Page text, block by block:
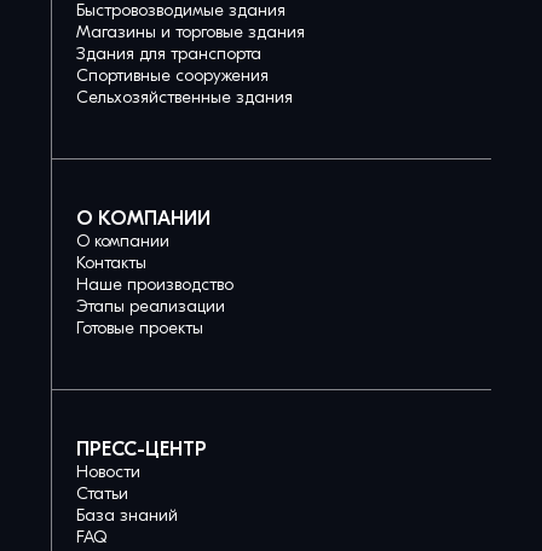
Быстровозводимые здания
Магазины и торговые здания
Здания для транспорта
Спортивные сооружения
Сельхозяйственные здания
О КОМПАНИИ
О компании
Контакты
Наше производство
Этапы реализации
Готовые проекты
ПРЕСС-ЦЕНТР
Новости
Статьи
База знаний
FAQ